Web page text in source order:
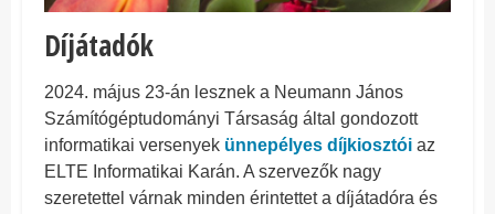
Díjátadók
2024. május 23-án lesznek a Neumann János
Számítógéptudományi Társaság által gondozott
informatikai versenyek ünnepélyes díjkiosztói az
ELTE Informatikai Karán. A szervezők nagy
szeretettel várnak minden érintettet a díjátadóra és